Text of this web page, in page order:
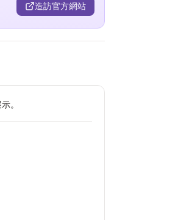
造訪官方網站
。